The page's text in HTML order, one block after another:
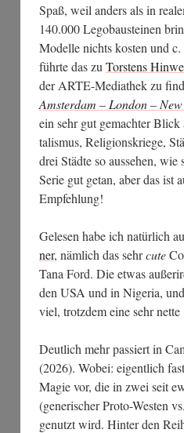
Spaß, weil anders als in
140.000 Lego­bau­stei­nen
Model­le nichts kos­ten und
führ­te das zu Tors­tens
der ARTE-Media­thek zu
Ams­ter­dam – Lon­don –
ein sehr gut gemach­ter
ta­lis­mus, Reli­gi­ons­krie­ge,
drei Städ­te so aus­se­hen,
Serie gut getan, aber das
Empfehlung!
Gele­sen habe ich natür­lich
ner, näm­lich das sehrcute
Tana Ford. Die etwas
den USA und in Nige­ria,
viel, trotz­dem eine sehr net­te
Deut­lich mehr pas­siert in
(2026). Wobei: eigent­lich
Magie vor, die in zwei seit
(gene­ri­scher Pro­to-Wes­ten
genutzt wird. Hin­ter den